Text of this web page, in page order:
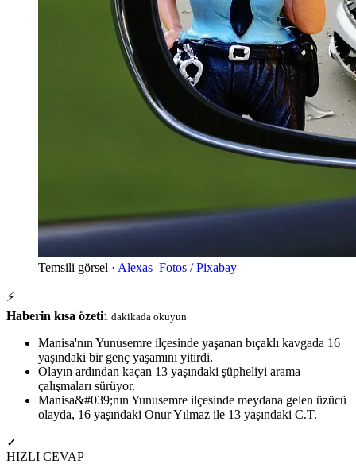
Temsili görsel · Alexas_Fotos / Pixabay
⚡
Haberin kısa özeti1 dakikada okuyun
Manisa'nın Yunusemre ilçesinde yaşanan bıçaklı kavgada 16
yaşındaki bir genç yaşamını yitirdi.
Olayın ardından kaçan 13 yaşındaki şüpheliyi arama
çalışmaları sürüyor.
Manisa&#039;nın Yunusemre ilçesinde meydana gelen üzücü
olayda, 16 yaşındaki Onur Yılmaz ile 13 yaşındaki C.T.
✓
HIZLI CEVAP